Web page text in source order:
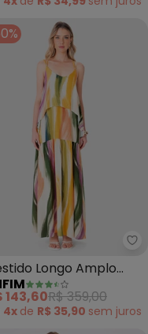
Longo
Longo Amplo
em Viscose
143,60R$ 359,00
4x de R$ 35,90 sem juros